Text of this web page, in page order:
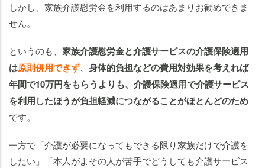
しかし、家族介護慰労金を利用するのはあまりお勧めできま
せん。
というのも、 家族介護慰労金と介護サービスの介護保険適用
は原則併用できず
身体的負担などの費用対効果を考えれば
年間で10万円をもらうよりも、介護保険適用で介護サービス
を利用したほうが負担軽減につながることがほとんどのため
です。
一方で「介護が必要になってもできる限り家族だけで介護を
したい」「本人がよその人が苦手でどうしても介護サービス